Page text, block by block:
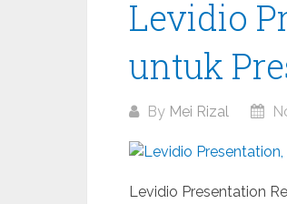
Levidio
untuk
By Mei Rizal
Levidio Presentation